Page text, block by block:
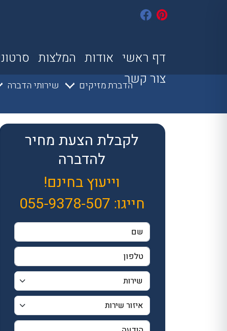
דף ראשי אודות המלצות
צור קשרהדברת מזיקים שירותי הדברה
לקבלת הצעת מחיר
להדברה
וייעוץ בחינם!
חייגו: 055-9378-507